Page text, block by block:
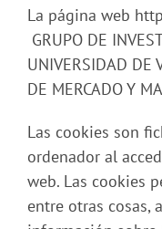
La página web
GRUPO DE
UNIVERSIDAD DE
DE MERCADO Y
Las cookies son
ordenador al
web. Las cookies
entre otras cosas,